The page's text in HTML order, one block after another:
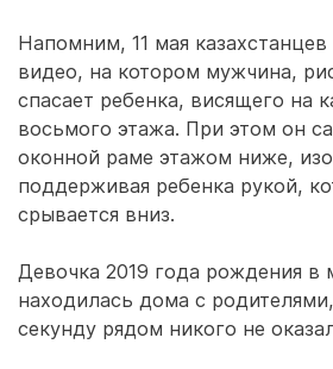
Напомним, 11 мая
видео, на котором мужчина,
спасает ребенка, висящего на
восьмого этажа. При этом он
оконной раме этажом ниже,
поддерживая ребенка рукой,
срывается вниз.
Девочка 2019 года рождения в
находилась дома с
секунду рядом никого не